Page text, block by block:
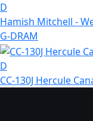
D
Hamish Mitchell -
G-DRAM
D
CC-130J Hercule